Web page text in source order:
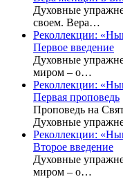
Духовные
своем. Вера…
Реколлекции:
Первое введение
Духовные
миром – о…
Реколлекции:
Первая проповедь
Проповедь на
Духовные
Реколлекции:
Второе введение
Духовные
миром – о…